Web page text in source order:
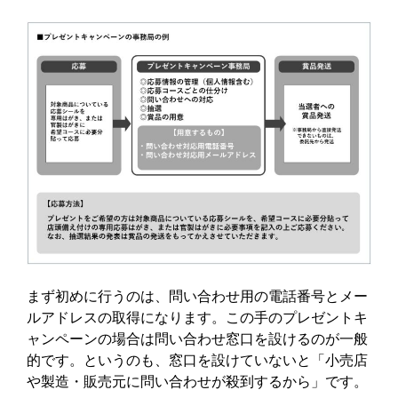
まず初めに行うのは、問い合わせ用の電話番号とメー
ルアドレスの取得になります。この手のプレゼントキ
ャンペーンの場合は問い合わせ窓口を設けるのが一般
的です。というのも、窓口を設けていないと「小売店
や製造・販売元に問い合わせが殺到するから」です。